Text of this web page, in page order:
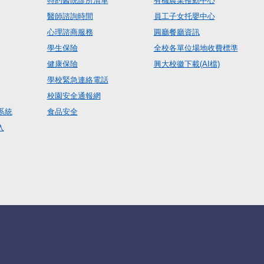
統
醫師諮詢時間
心理諮商服務
學生保險
健康保險
學校緊急連絡電話
校園安全通報網
食品安全
員工子女托嬰中心
圓廳餐廳資訊
全校各單位場地收費標準
興大校徽下載(AI檔)